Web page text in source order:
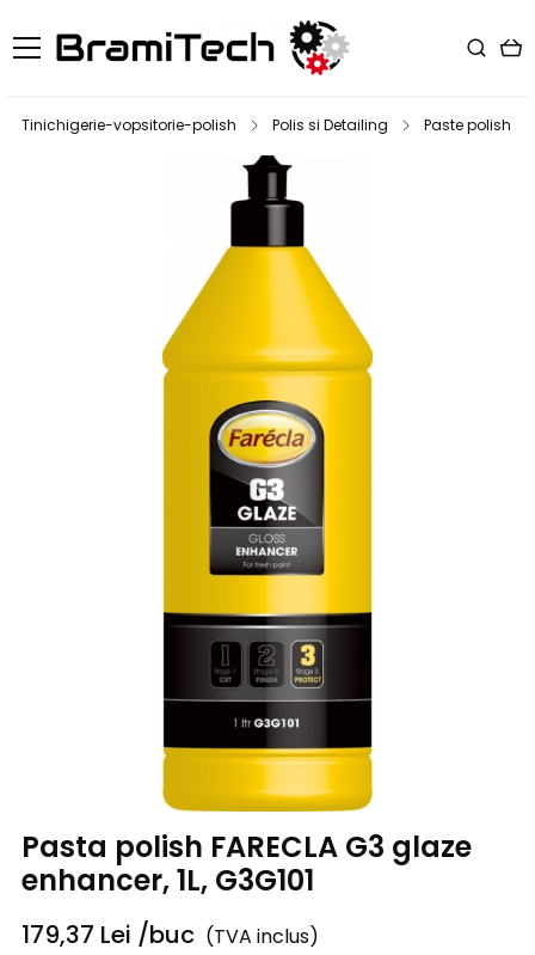
Tinichigerie-vopsitorie-polish Polis si Detailing Paste polish
Pasta polish FARECLA G3 glaze
enhancer, 1L, G3G101
179,37 Lei /buc (TVA inclus)